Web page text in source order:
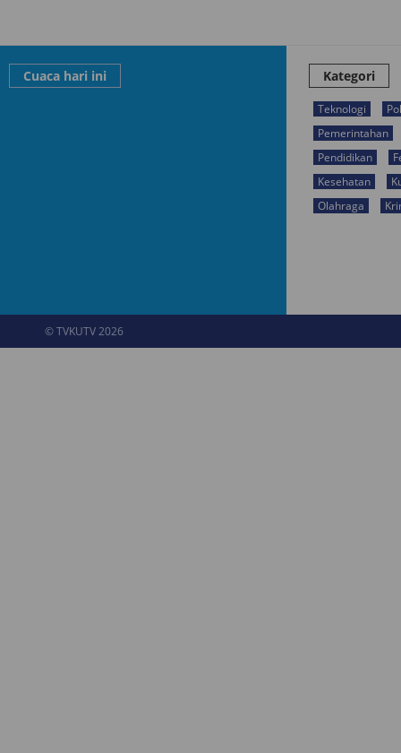
Cuaca hari ini Kategori
Teknologi
Pemerintahan
Pendidikan
Kesehatan
Olahraga
© TVKUTV 2026